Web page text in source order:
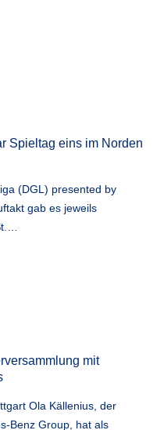
Spieltag eins im Norden
(DGL) presented by
gab es jeweils
mit
Ola Källenius, der
Benz Group, hat als